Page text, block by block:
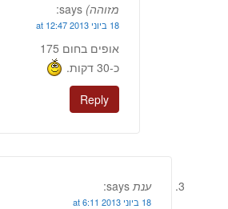
מזוהה) says:
18 ביוני 2013 at 12:47
אופים בחום 175
כ-30 דקות.
Reply
ענת says:
18 ביוני 2013 at 6:11